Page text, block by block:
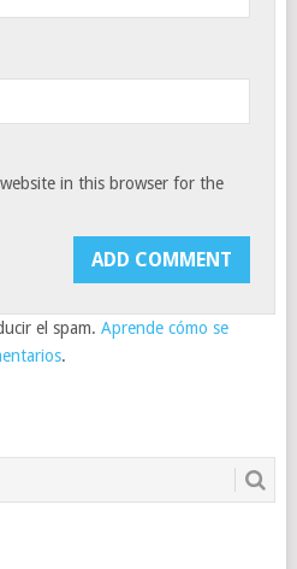
in this browser for the
el spam. Aprende cómo se
.